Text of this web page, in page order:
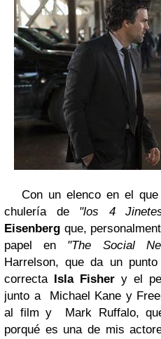
Con un elenco en el que
chulería de "los 4
Eisenberg que,
papel en "The Social
Harrelson, que da un
correcta Isla Fisher y el
junto a
Michael Kane y
al film y Mark Ruffalo,
porqué es una de mis